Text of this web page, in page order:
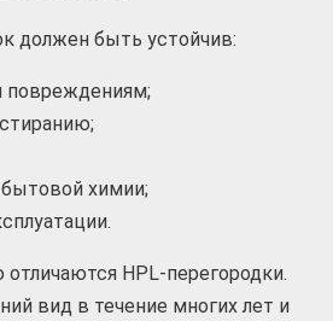
должен быть устойчив:
повреждениям;
химии;
HPL-перегородки.
вид в течение многих лет и